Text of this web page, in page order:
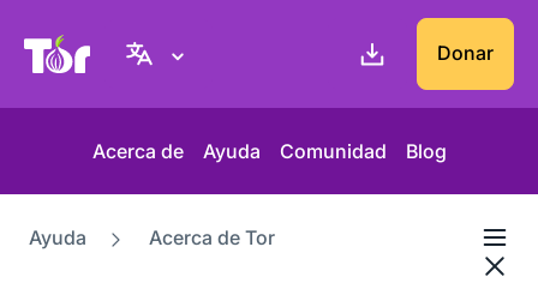
Web del Proyecto Tor Donar
Acerca de Ayuda Comunidad Blog
Ayuda Acerca de Tor